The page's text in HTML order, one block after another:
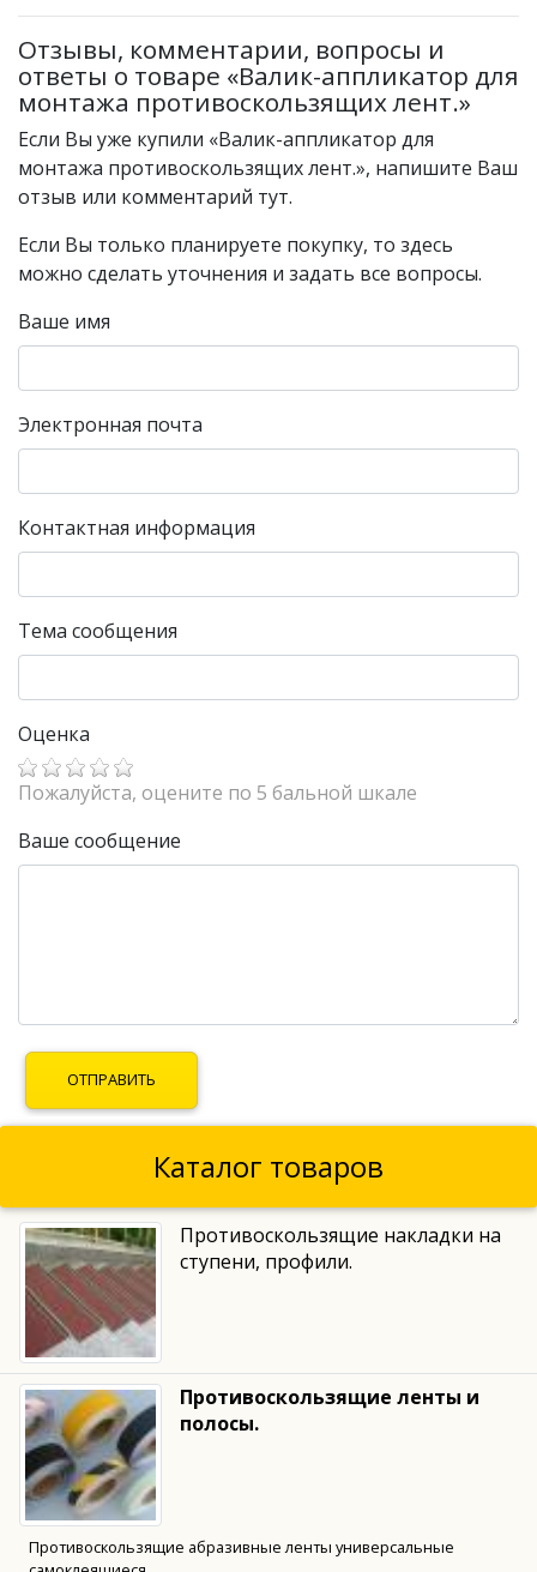
Отзывы, комментарии, вопросы и
ответы о товаре «Валик-аппликатор для
монтажа противоскользящих лент.»
Если Вы уже купили «Валик-аппликатор для
монтажа противоскользящих лент.», напишите Ваш
отзыв или комментарий тут.
Если Вы только планируете покупку, то здесь
можно сделать уточнения и задать все вопросы.
Ваше имя
Электронная почта
Контактная информация
Тема сообщения
Оценка
Пожалуйста, оцените по 5 бальной шкале
Ваше сообщение
Каталог товаров
Противоскользящие накладки на
ступени, профили.
Противоскользящие ленты и
полосы.
Противоскользящие абразивные ленты универсальные